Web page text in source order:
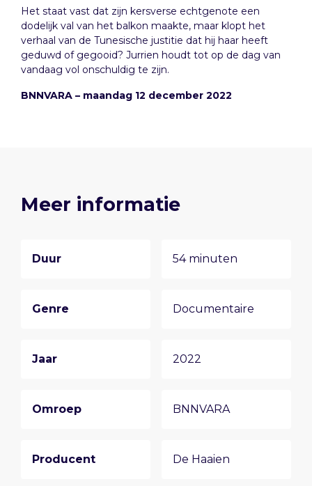
Het staat vast dat zijn kersverse echtgenote een
dodelijk val van het balkon maakte, maar klopt het
verhaal van de Tunesische justitie dat hij haar heeft
geduwd of gegooid? Jurrien houdt tot op de dag van
vandaag vol onschuldig te zijn.
BNNVARA – maandag 12 december 2022
Meer informatie
Duur 54 minuten
Genre Documentaire
Jaar 2022
Omroep BNNVARA
Producent De Haaien